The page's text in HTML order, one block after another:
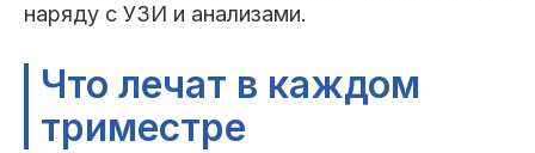
наряду с УЗИ и анализами.
Что лечат в каждом
триместре